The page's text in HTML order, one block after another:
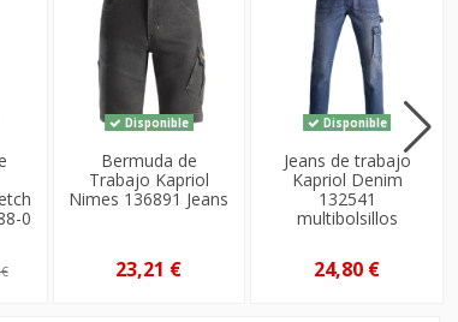
0
Disponible
Bermuda de
Trabajo Kapriol
Nimes 136891 Jeans
23,21 €
Disponible
Jeans de trabajo
Kapriol Denim
132541
multibolsillos
24,80 €